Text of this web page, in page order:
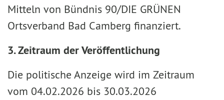
Mitteln von Bündnis 90/DIE GRÜNEN
Ortsverband Bad Camberg finanziert.
3. Zeitraum der Veröffentlichung
Die politische Anzeige wird im Zeitraum
vom 04.02.2026 bis 30.03.2026